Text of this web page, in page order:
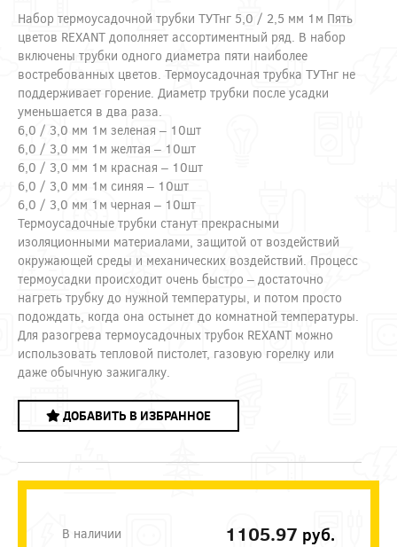
Набор термоусадочной трубки ТУТнг 5,0 / 2,5 мм 1м Пять
цветов REXANT дополняет ассортиментный ряд. В набор
включены трубки одного диаметра пяти наиболее
востребованных цветов. Термоусадочная трубка ТУТнг не
поддерживает горение. Диаметр трубки после усадки
уменьшается в два раза.
6,0 / 3,0 мм 1м зеленая – 10шт
6,0 / 3,0 мм 1м желтая – 10шт
6,0 / 3,0 мм 1м красная – 10шт
6,0 / 3,0 мм 1м синяя – 10шт
6,0 / 3,0 мм 1м черная – 10шт
Термоусадочные трубки станут прекрасными
изоляционными материалами, защитой от воздействий
окружающей среды и механических воздействий. Процесс
термоусадки происходит очень быстро – достаточно
нагреть трубку до нужной температуры, и потом просто
подождать, когда она остынет до комнатной температуры.
Для разогрева термоусадочных трубок REXANT можно
использовать тепловой пистолет, газовую горелку или
даже обычную зажигалку.
ДОБАВИТЬ В ИЗБРАННОЕ
В наличии 1105.97 руб.